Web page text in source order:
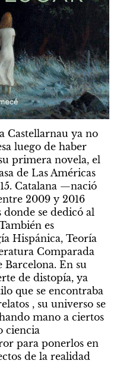
Castellarnau ya no
luego de haber
primera novela, el
de Las Américas
Catalana —nació
2009 y 2016
se dedicó al
es
Hispánica, Teoría
Comparada
En su
de distopía, ya
que se encontraba
, su universo se
mano a ciertos
ciencia
para ponerlos en
de la realidad